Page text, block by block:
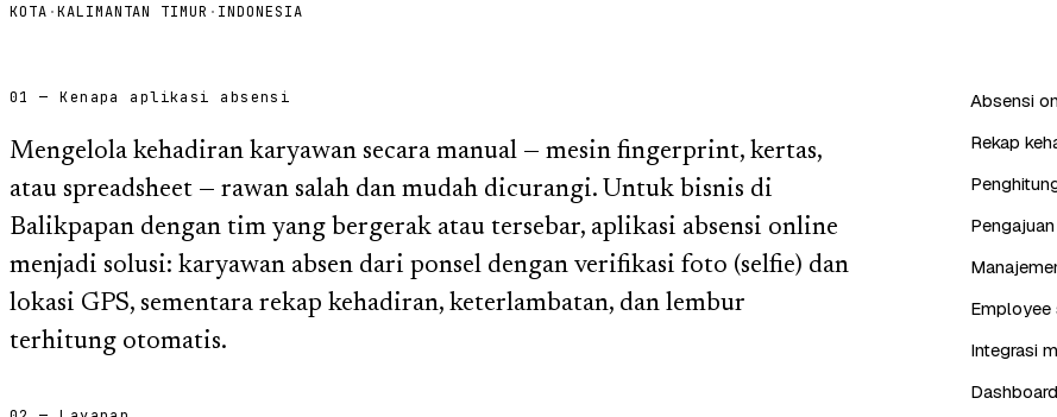
KOTA ·KALIMANTAN TIMUR · INDONESIA
01 — Kenapa aplikasi absensi
Mengelola kehadiran karyawan secara manual — mesin fingerprint, kertas,
atau spreadsheet — rawan salah dan mudah dicurangi. Untuk bisnis di
Balikpapan dengan tim yang bergerak atau tersebar, aplikasi absensi online
menjadi solusi: karyawan absen dari ponsel dengan verifikasi foto (selfie) dan
lokasi GPS, sementara rekap kehadiran, keterlambatan, dan lembur
terhitung otomatis.
Absensi
Rekap
Employee
Integrasi